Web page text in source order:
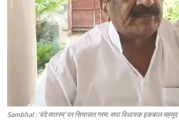
Sambhal : ‘वंदे मातरम्’ पर सियासत गरम: सपा विधायक इकबाल